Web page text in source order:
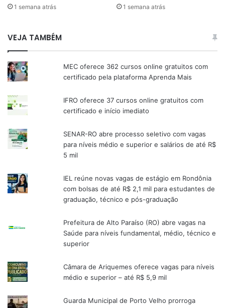
1 semana atrás 1 semana atrás
VEJA TAMBÉM
MEC oferece 362 cursos online gratuitos com
certificado pela plataforma Aprenda Mais
IFRO oferece 37 cursos online gratuitos com
certificado e início imediato
SENAR-RO abre processo seletivo com vagas
para níveis médio e superior e salários de até R$
5 mil
IEL reúne novas vagas de estágio em Rondônia
com bolsas de até R$ 2,1 mil para estudantes de
graduação, técnico e pós-graduação
Prefeitura de Alto Paraíso (RO) abre vagas na
Saúde para níveis fundamental, médio, técnico e
superior
Câmara de Ariquemes oferece vagas para níveis
médio e superior – até R$ 5,9 mil
Guarda Municipal de Porto Velho prorroga